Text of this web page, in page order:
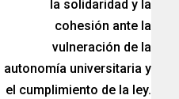
la solidaridad y la
cohesión ante la
vulneración de la
autonomía universitaria y
el cumplimiento de la ley.